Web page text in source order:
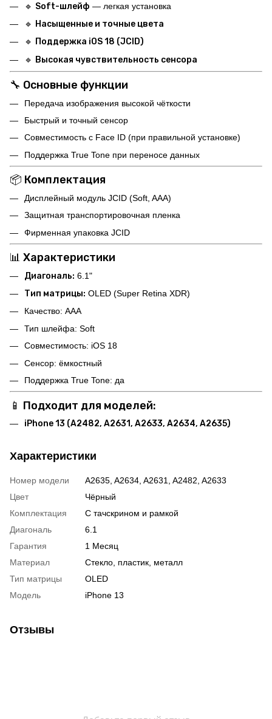
🔹 Soft-шлейф — легкая установка
🔹 Насыщенные и точные цвета
🔹 Поддержка iOS 18 (JCID)
🔹 Высокая чувствительность сенсора
🔧 Основные функции
Передача изображения высокой чёткости
Быстрый и точный сенсор
Совместимость с Face ID (при правильной установке)
Поддержка True Tone при переносе данных
📦 Комплектация
Дисплейный модуль JCID (Soft, AAA)
Защитная транспортировочная пленка
Фирменная упаковка JCID
📊 Характеристики
Диагональ: 6.1"
Тип матрицы: OLED (Super Retina XDR)
Качество: AAA
Тип шлейфа: Soft
Совместимость: iOS 18
Сенсор: ёмкостный
Поддержка True Tone: да
📱 Подходит для моделей:
iPhone 13 (A2482, A2631, A2633, A2634, A2635)
Характеристики
Номер модели
A2635, A2634, A2631, A2482, A2633
Цвет
Чёрный
Комплектация
С тачскрином и рамкой
Диагональ
6.1
Гарантия
1 Месяц
Материал
Стекло, пластик, металл
Тип матрицы
OLED
Модель
iPhone 13
Отзывы